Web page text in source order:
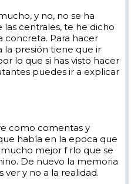
las centrales (si, primero en la
6 pistas y después en El
no hasta arriba, pero si
a la vez que en las
la pisapistas, que veía desde
trabajar en El Cerrojo.
subiamos en Año Nuevo a
nieve y 0 cola en el telesilla en
unos cuantos años es solo un
centrales con una buena cama
trabajar en los ventisqueros día
buenos, pero tengo poca fe en
Es una lástima y me duele en
no ayuda y las
nada positivo...
y no, no se ha
centrales, te he dicho
concreta. Para hacer
la presión tiene que ir
lo que si has visto hacer
puedes ir a explicar
como comentas y
había en la epoca que
mejor f rlo que se
De nuevo la memoria
ver y no a la realidad.